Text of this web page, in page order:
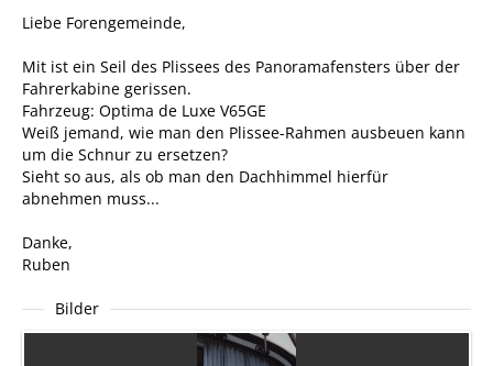
Liebe Forengemeinde,
Mit ist ein Seil des Plissees des Panoramafensters über der
Fahrerkabine gerissen.
Fahrzeug: Optima de Luxe V65GE
Weiß jemand, wie man den Plissee-Rahmen ausbeuen kann
um die Schnur zu ersetzen?
Sieht so aus, als ob man den Dachhimmel hierfür
abnehmen muss...
Danke,
Ruben
Bilder